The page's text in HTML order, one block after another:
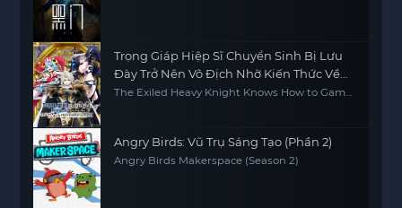
Trọng Giáp Hiệp Sĩ Chuyển Sinh Bị Lưu
Đày Trở Nên Vô Địch Nhờ Kiến Thức Về
Game
The Exiled Heavy Knight Knows How to Game
Angry Birds: Vũ Trụ Sáng Tạo (Phần 2)
Angry Birds Makerspace (Season 2)